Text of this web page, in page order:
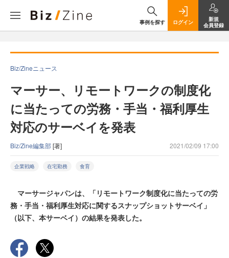
事例を探す ログイン
新規
会員登録
Biz/Zineニュース
マーサー、リモートワークの制度化
に当たっての労務・手当・福利厚生
対応のサーベイを発表
Biz/Zine編集部[著] 2021/02/09 17:00
企業戦略 在宅勤務 食育
マーサージャパンは、「リモートワーク制度化に当たっての労
務・手当・福利厚生対応に関するスナップショットサーベイ」
（以下、本サーベイ）の結果を発表した。